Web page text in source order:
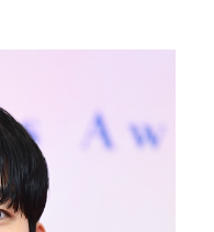
접수…신곡 무대 …